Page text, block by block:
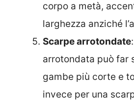
corpo a metà,
larghezza anziché
Scarpe arrotondate
arrotondata può far
gambe più corte e
invece per una